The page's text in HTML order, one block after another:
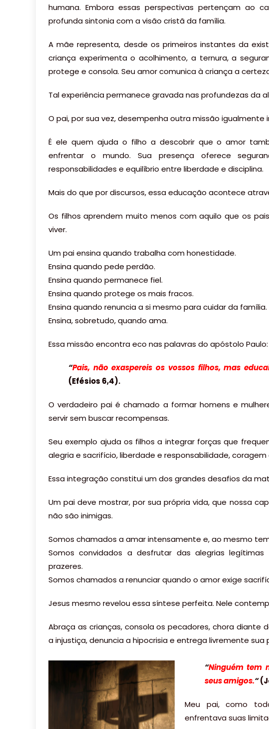
humana. Embora essas perspectivas pertençam ao
profunda sintonia com a visão cristã da família.
A mãe representa, desde os primeiros instantes da
criança experimenta o acolhimento, a ternura, a
protege e consola. Seu amor comunica à criança a
Tal experiência permanece gravada nas profundezas da
O pai, por sua vez, desempenha outra missão igualmente
É ele quem ajuda o filho a descobrir que o amor
enfrentar o mundo. Sua presença oferece
responsabilidades e equilíbrio entre liberdade e disciplina.
Mais do que por discursos, essa educação acontece
Os filhos aprendem muito menos com aquilo que os
viver.
Um pai ensina quando trabalha com honestidade.
Ensina quando pede perdão.
Ensina quando permanece fiel.
Ensina quando protege os mais fracos.
Ensina quando renuncia a si mesmo para cuidar da família.
Ensina, sobretudo, quando ama.
Essa missão encontra eco nas palavras do apóstolo Paulo:
“Pais, não exaspereis os vossos filhos, mas
(Efésios 6,4).
O verdadeiro pai é chamado a formar homens e
servir sem buscar recompensas.
Seu exemplo ajuda os filhos a integrar forças que
alegria e sacrifício, liberdade e responsabilidade, coragem
Essa integração constitui um dos grandes desafios da
Um pai deve mostrar, por sua própria vida, que nossa
não são inimigas.
Somos chamados a amar intensamente e, ao mesmo
Somos convidados a desfrutar das alegrias
prazeres.
Somos chamados a renunciar quando o amor exige
Jesus mesmo revelou essa síntese perfeita. Nele
Abraça as crianças, consola os pecadores, chora
a injustiça, denuncia a hipocrisia e entrega livremente
“Ninguém tem
seus amigos.“
Meu pai, como
enfrentava suas